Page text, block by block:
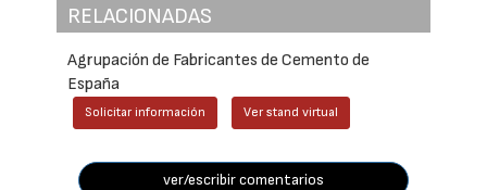
RELACIONADAS
Agrupación de Fabricantes de Cemento de
España
Solicitar información Ver stand virtual
ver/escribir comentarios